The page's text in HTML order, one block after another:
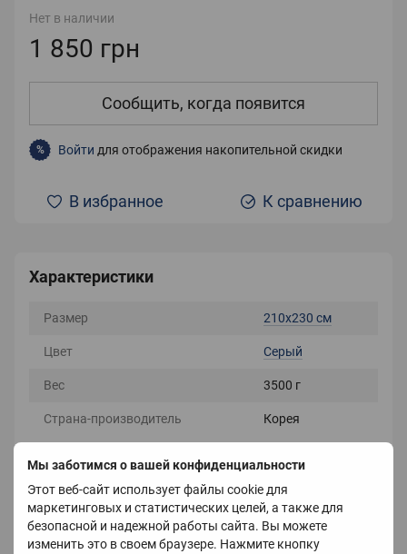
Мы заботимся о вашей конфиденциальности
Этот веб-сайт использует файлы cookie для
маркетинговых и статистических целей, а также для
безопасной и надежной работы сайта. Вы можете
изменить это в своем браузере. Нажмите кнопку
Нет в наличии
1 850 грн
Сообщить, когда появится
% Войти для отображения накопительной скидки
В избранное К сравнению
Характеристики
Размер 210х230 см
Цвет Серый
Вес 3500 г
Страна-производитель Корея
Описание
Плед классический